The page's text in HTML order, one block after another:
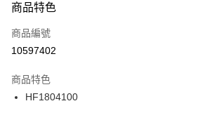
３．安心：先確認商品／服務後，再付款。
【「AFTEE先享後付」結帳流程】
１．於結帳方式選擇「AFTEE先享後付」後，將跳
２．訂單成立數日內，您將收到繳費通知簡訊。
３．收到繳費通知簡訊後14天內，點擊此簡訊中的
ATM／網路銀行／等多元方式進行付款，方視為交
每筆NT$100，滿NT$1,500(含以上)免運費
宅配
每筆NT$100，滿NT$1,500(含以上)免運費
付款後門市自取
每筆NT$100，滿NT$1,500(含以上)免運費
商品特色
商品編號
10597402
商品特色
HF1804100